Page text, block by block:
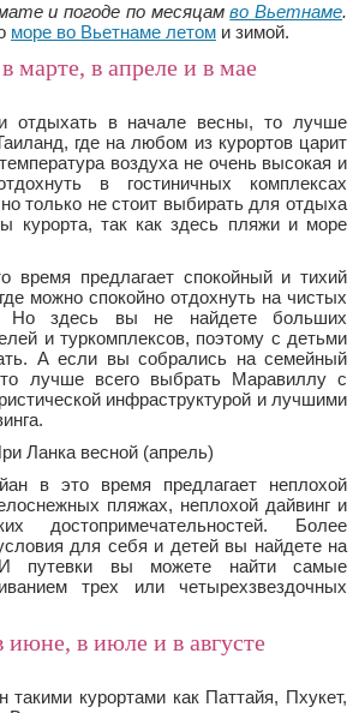
и погоде по месяцамво Вьетнаме.
море во Вьетнаме летом и зимой.
марте, в апреле и в мае
отдыхать в начале весны, то лучше
где на любом из курортов царит
воздуха не очень высокая и
в гостиничных комплексах
только не стоит выбирать для отдыха
курорта, так как здесь пляжи и море
время предлагает спокойный и тихий
можно спокойно отдохнуть на чистых
Но здесь вы не найдете больших
и туркомплексов, поэтому с детьми
А если вы собрались на семейный
лучше всего выбрать Маравиллу с
инфраструктурой и лучшими
в это время предлагает неплохой
пляжах, неплохой дайвинг и
достопримечательностей. Более
для себя и детей вы найдете на
путевки вы можете найти самые
трех или четырехзвездочных
в июле и в августе
такими курортами как Паттайя, Пхукет,